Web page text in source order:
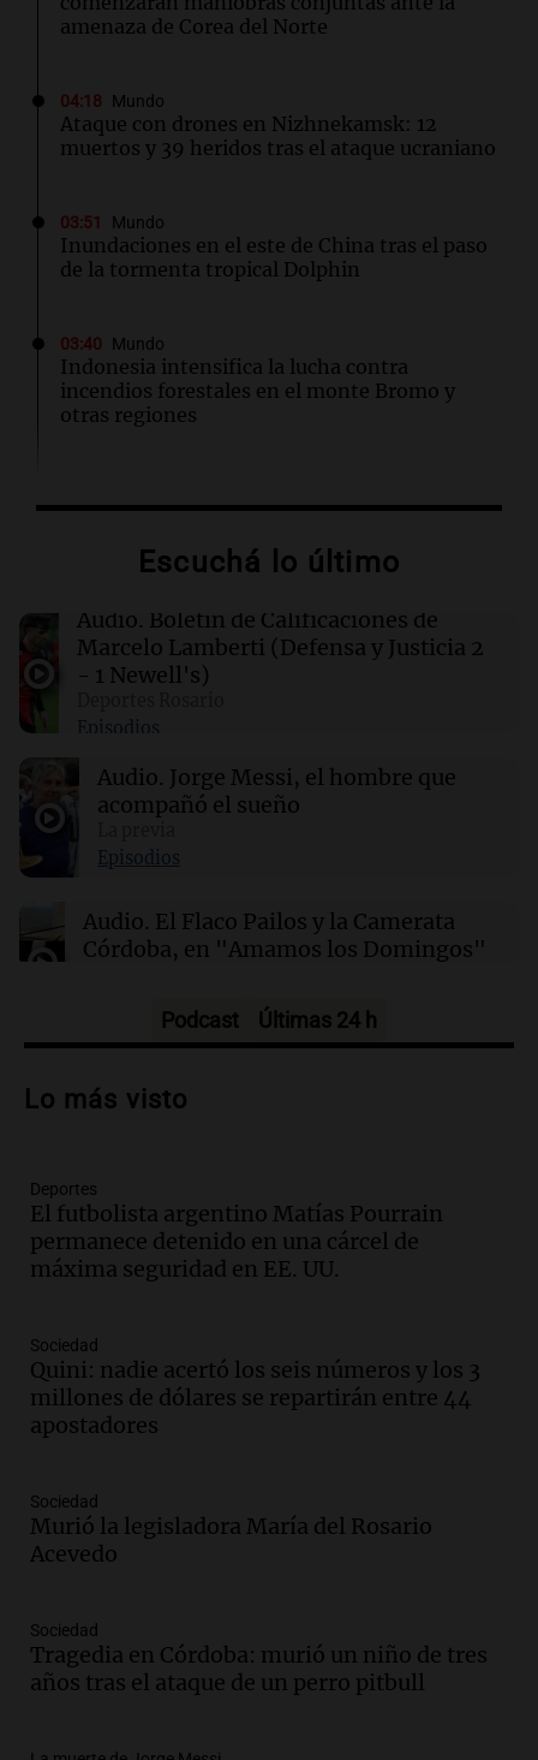
amenaza de Corea del Norte
04:18 Mundo
Ataque con drones en Nizhnekamsk: 12
muertos y 39 heridos tras el ataque ucraniano
03:51 Mundo
Inundaciones en el este de China tras el paso
de la tormenta tropical Dolphin
03:40 Mundo
Indonesia intensifica la lucha contra
incendios forestales en el monte Bromo y
otras regiones
Las nuevas regulaciones chinas sobre IA de
02:32 Mundo
Congreso de EEUU investiga la deportación de
familias de militares en servicio activo
King's Cross: De barrio marginal a centro
neurálgico de la inteligencia artificial
01:31
salud entre vino, cerveza y licores
Escuchá lo último
Audio. Boletín de Calificaciones de
Marcelo Lamberti (Defensa y Justicia 2
- 1 Newell's)
Episodios
Audio. Jorge Messi, el hombre que
acompañó el sueño
Episodios
Audio. El Flaco Pailos y la Camerata
Córdoba, en "Amamos los Domingos"
hablaron de su obra en Cadena 3
Audio.
recuerdo del paso de Juan Pablo II: "Te
traspasaba con la mirada"
Amamos los Domingos
Audio.
un imperdible cordobés para los
amantes de la astronomía
Amamos los Domingos
la historia del club de Irlanda
revolucionado por hinchas argentinos
Amamos los Domingos
Audio.
argentino regresa al país tras conflicto
con Brasil
Podcast Últimas 24 h
Lo más visto
Deportes
El futbolista argentino Matías Pourrain
permanece detenido en una cárcel de
máxima seguridad en EE. UU.
Sociedad
Quini: nadie acertó los seis números y los 3
millones de dólares se repartirán entre 44
apostadores
Sociedad
Murió la legisladora María del Rosario
Acevedo
Sociedad
Tragedia en Córdoba: murió un niño de tres
años tras el ataque de un perro pitbull